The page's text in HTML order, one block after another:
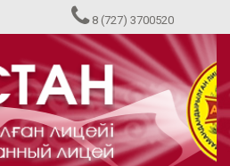
8 (727) 3700520